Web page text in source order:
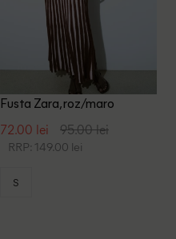
Fusta Zara, roz/maro
72.00 lei 95.00 lei
RRP: 149.00 lei
S